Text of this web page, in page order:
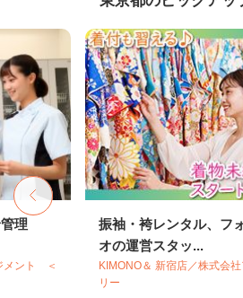
理
メント ＜
振袖・袴レンタル、フ
オの運営スタッ...
KIMONO＆ 新宿店／株式会
リー